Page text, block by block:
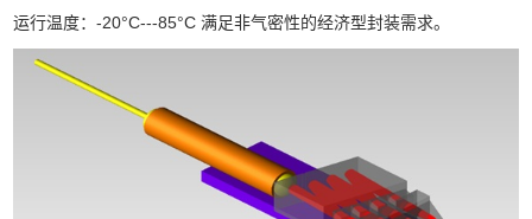
运行温度：-20°C---85°C 满足非气密性的经济型封装需求。